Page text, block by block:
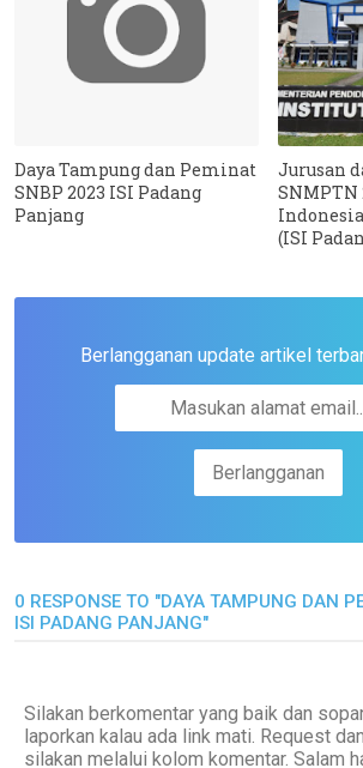
Daya Tampung dan Peminat
SNBP 2023 ISI Padang
Panjang
Jurusan
(ISI
Berlangganan update artikel
0 RESPONSE TO "DAYA TAMPUNG DAN
ISI PADANG PANJANG"
Silakan berkomentar yang baik dan
laporkan kalau ada link mati. Request
silakan melalui kolom komentar. Salam